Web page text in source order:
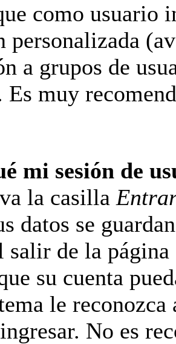
como usuario
personalizada
a grupos de
Es muy
mi sesión de
la casilla
datos se
salir de la
su cuenta
le
No es